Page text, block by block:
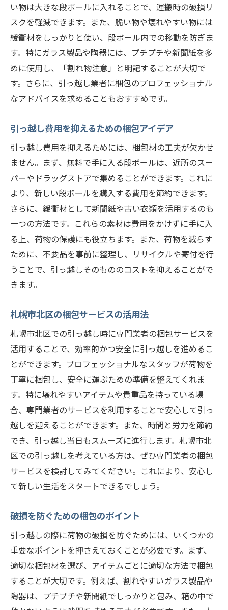
い物は大きな段ボールに入れることで、運搬時の破損リ
スクを軽減できます。また、脆い物や壊れやすい物には
緩衝材をしっかりと使い、段ボール内での移動を防ぎま
す。特にガラス製品や陶器には、プチプチや新聞紙を多
めに使用し、「割れ物注意」と明記することが大切で
す。さらに、引っ越し業者に梱包のプロフェッショナル
なアドバイスを求めることもおすすめです。
引っ越し費用を抑えるための梱包アイデア
引っ越し費用を抑えるためには、梱包材の工夫が欠かせ
ません。まず、無料で手に入る段ボールは、近所のスー
パーやドラッグストアで集めることができます。これに
より、新しい段ボールを購入する費用を節約できます。
さらに、緩衝材として新聞紙や古い衣類を活用するのも
一つの方法です。これらの素材は費用をかけずに手に入
る上、荷物の保護にも役立ちます。また、荷物を減らす
ために、不要品を事前に整理し、リサイクルや寄付を行
うことで、引っ越しそのもののコストを抑えることがで
きます。
札幌市北区の梱包サービスの活用法
札幌市北区での引っ越し時に専門業者の梱包サービスを
活用することで、効率的かつ安全に引っ越しを進めるこ
とができます。プロフェッショナルなスタッフが荷物を
丁寧に梱包し、安全に運ぶための準備を整えてくれま
す。特に壊れやすいアイテムや貴重品を持っている場
合、専門業者のサービスを利用することで安心して引っ
越しを迎えることができます。また、時間と労力を節約
でき、引っ越し当日もスムーズに進行します。札幌市北
区での引っ越しを考えている方は、ぜひ専門業者の梱包
サービスを検討してみてください。これにより、安心し
て新しい生活をスタートできるでしょう。
破損を防ぐための梱包のポイント
引っ越しの際に荷物の破損を防ぐためには、いくつかの
重要なポイントを押さえておくことが必要です。まず、
適切な梱包材を選び、アイテムごとに適切な方法で梱包
することが大切です。例えば、割れやすいガラス製品や
陶器は、プチプチや新聞紙でしっかりと包み、箱の中で